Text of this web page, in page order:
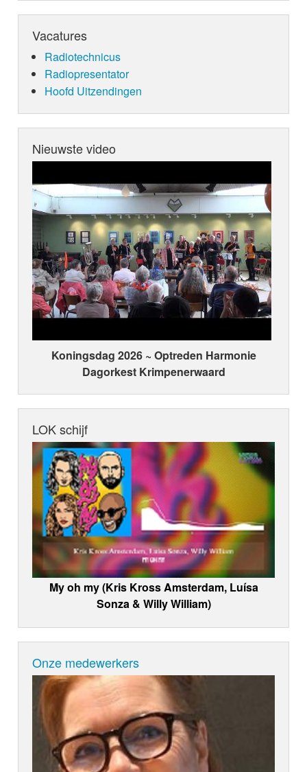
Vacatures
Radiotechnicus
Radiopresentator
Hoofd Uitzendingen
Nieuwste video
Koningsdag 2026 ~ Optreden Harmonie
Dagorkest Krimpenerwaard
LOK schijf
My oh my (Kris Kross Amsterdam, Luísa
Sonza & Willy William)
Onze medewerkers